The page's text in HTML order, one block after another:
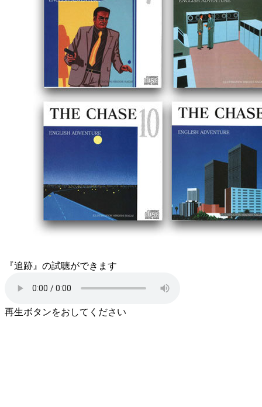
『追跡』の試聴ができます
再生ボタンをおしてください